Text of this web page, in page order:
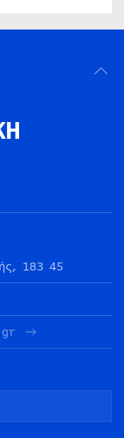
183 45